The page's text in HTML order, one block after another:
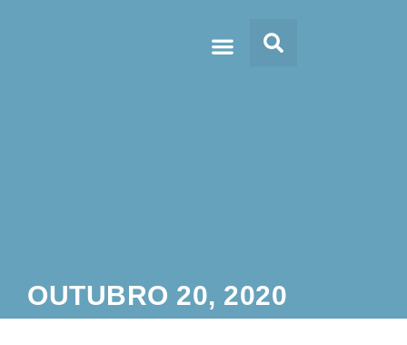
OUTUBRO 20, 2020